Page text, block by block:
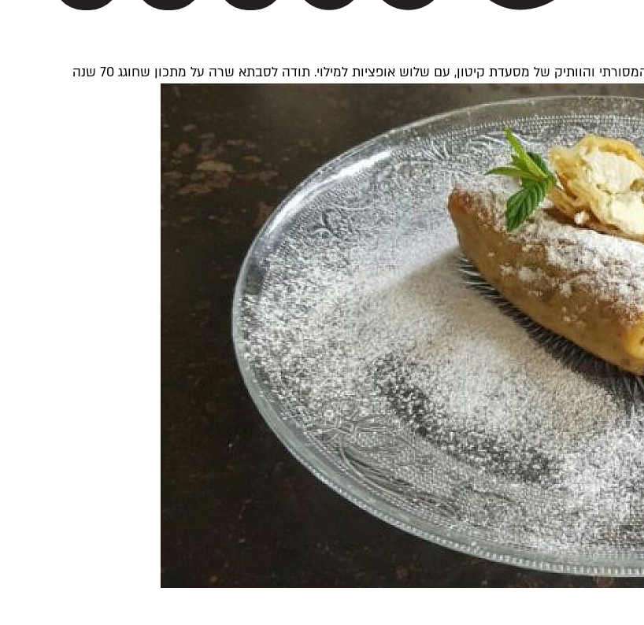
והוותיק של מסעדת קיטון, עם שלוש אופציות למילוי. תודה לסבתא שרה על מתכון שחוגג 70 שנה